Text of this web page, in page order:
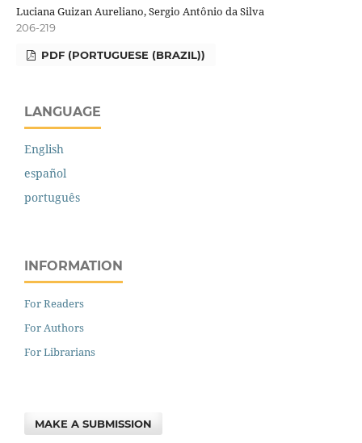
Luciana Guizan Aureliano, Sergio Antônio da Silva
206-219
PDF (PORTUGUESE (BRAZIL))
LANGUAGE
English
español
português
INFORMATION
For Readers
For Authors
For Librarians
MAKE A SUBMISSION